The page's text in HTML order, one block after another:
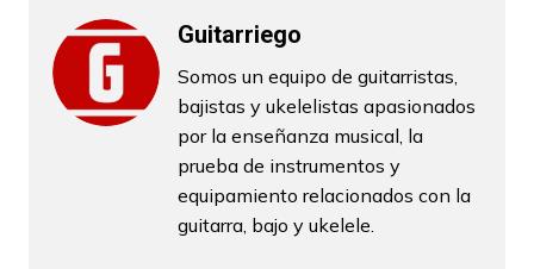
Guitarriego
Somos un equipo de guitarristas,
bajistas y ukelelistas apasionados
por la enseñanza musical, la
prueba de instrumentos y
equipamiento relacionados con la
guitarra, bajo y ukelele.